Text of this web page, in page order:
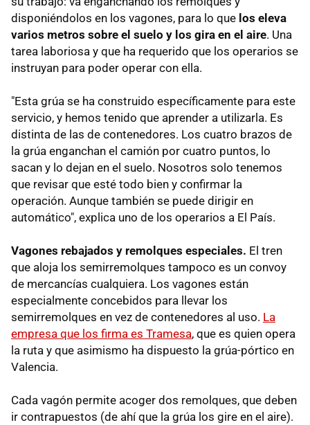
disponiéndolos en los vagones, para lo que los eleva
varios metros sobre el suelo y los gira en el aire. Una
tarea laboriosa y que ha requerido que los operarios se
instruyan para poder operar con ella.
"Esta grúa se ha construido específicamente para este
servicio, y hemos tenido que aprender a utilizarla. Es
distinta de las de contenedores. Los cuatro brazos de
la grúa enganchan el camión por cuatro puntos, lo
sacan y lo dejan en el suelo. Nosotros solo tenemos
que revisar que esté todo bien y confirmar la
operación. Aunque también se puede dirigir en
automático", explica uno de los operarios a El País.
Vagones rebajados y remolques especiales. El tren
que aloja los semirremolques tampoco es un convoy
de mercancías cualquiera. Los vagones están
especialmente concebidos para llevar los
semirremolques en vez de contenedores al uso. La
empresa que los firma es Tramesa, que es quien opera
la ruta y que asimismo ha dispuesto la grúa-pórtico en
Valencia.
Cada vagón permite acoger dos remolques, que deben
ir contrapuestos (de ahí que la grúa los gire en el aire).